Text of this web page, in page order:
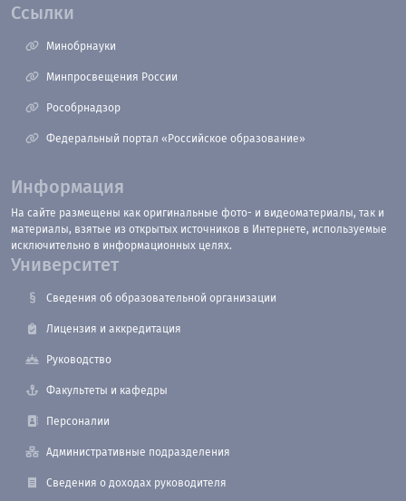
Ссылки
Минобрнауки
Минпросвещения России
Рособрнадзор
Федеральный портал «Российское образование»
Информация
На сайте размещены как оригинальные фото- и видеоматериалы, так и
материалы, взятые из открытых источников в Интернете, используемые
исключительно в информационных целях.
Университет
Сведения об образовательной организации
Лицензия и аккредитация
Руководство
Факультеты и кафедры
Персоналии
Административные подразделения
Сведения о доходах руководителя